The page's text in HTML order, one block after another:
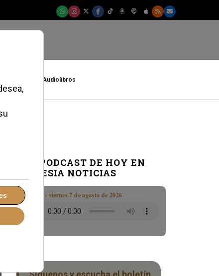
Audiolibros
EL PODCAST DE HOY EN
IGLESIA NOTICIAS
Boletín · viernes 7 de agosto de 2026